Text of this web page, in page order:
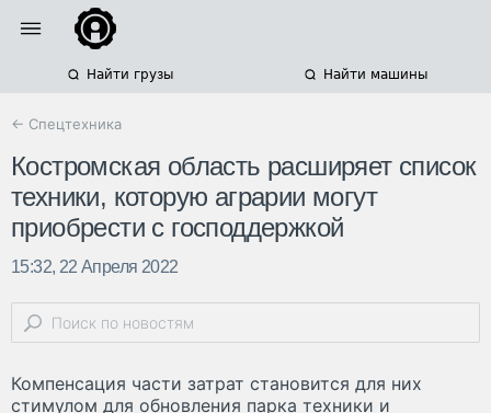
Найти грузы Найти машины
← Спецтехника
Костромская область расширяет список
техники, которую аграрии могут
приобрести с господдержкой
15:32, 22 Апреля 2022
Компенсация части затрат становится для них
стимулом для обновления парка техники и